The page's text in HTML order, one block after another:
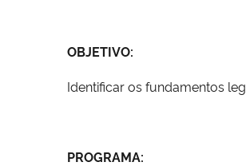
OBJETIVO:
Identificar os fundamentos
PROGRAMA: